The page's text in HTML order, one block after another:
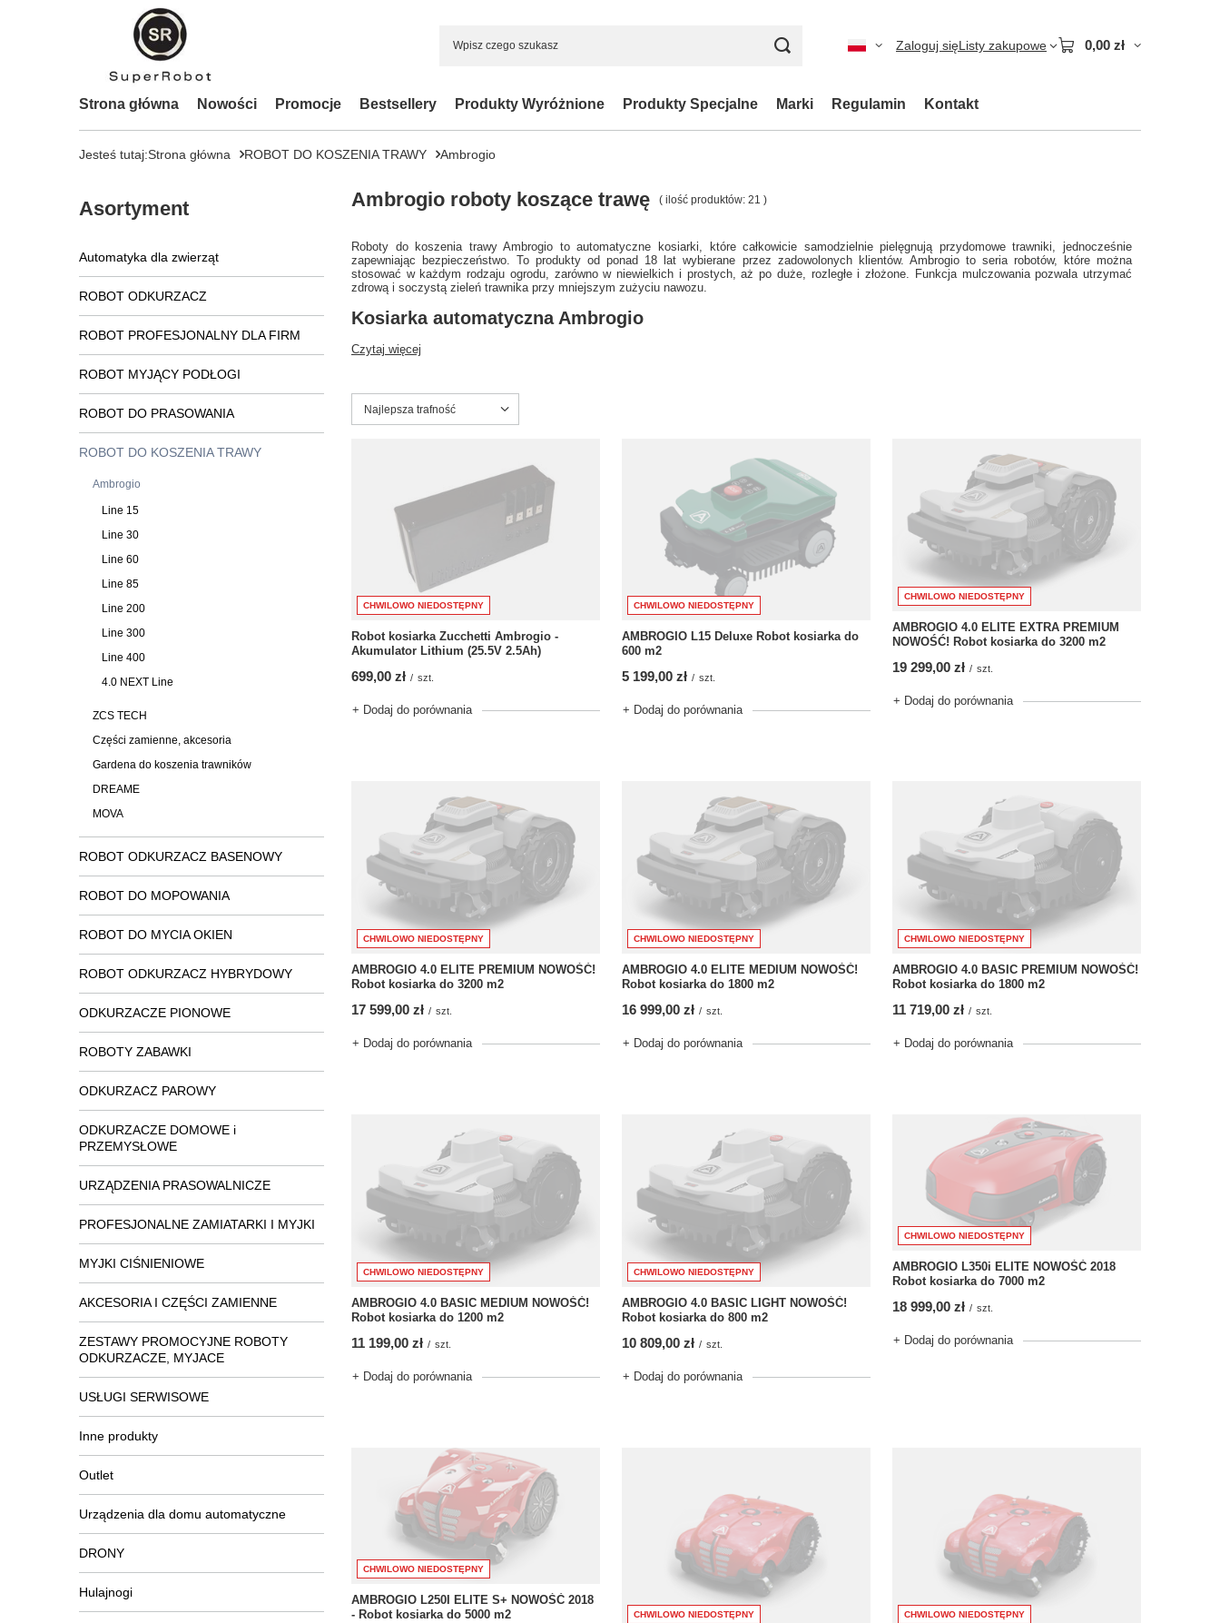
Zaloguj sięListy zakupowe 0,00 zł
Strona główna Nowości Promocje Bestsellery Produkty Wyróżnione Produkty Specjalne Marki Regulamin Kontakt
Jesteś tutaj:Strona główna ROBOT DO KOSZENIA TRAWY Ambrogio
Asortyment
Automatyka dla zwierząt
ROBOT ODKURZACZ
ROBOT PROFESJONALNY DLA FIRM
ROBOT MYJĄCY PODŁOGI
ROBOT DO PRASOWANIA
ROBOT DO KOSZENIA TRAWY
Ambrogio
Line 15
Line 30
Line 60
Line 85
Line 200
Line 300
Line 400
4.0 NEXT Line
ZCS TECH
Części zamienne, akcesoria
Gardena do koszenia trawników
DREAME
MOVA
ROBOT ODKURZACZ BASENOWY
ROBOT DO MOPOWANIA
ROBOT DO MYCIA OKIEN
ROBOT ODKURZACZ HYBRYDOWY
ODKURZACZE PIONOWE
ROBOTY ZABAWKI
ODKURZACZ PAROWY
ODKURZACZE DOMOWE i
PRZEMYSŁOWE
URZĄDZENIA PRASOWALNICZE
PROFESJONALNE ZAMIATARKI I MYJKI
MYJKI CIŚNIENIOWE
AKCESORIA I CZĘŚCI ZAMIENNE
ZESTAWY PROMOCYJNE ROBOTY
ODKURZACZE, MYJACE
USŁUGI SERWISOWE
Inne produkty
Outlet
Urządzenia dla domu automatyczne
DRONY
Hulajnogi
Ambrogio roboty koszące trawę ( ilość produktów: 21 )
Roboty do koszenia trawy Ambrogio to automatyczne kosiarki, które całkowicie samodzielnie pielęgnują przydomowe trawniki, jednocześnie
zapewniając bezpieczeństwo. To produkty od ponad 18 lat wybierane przez zadowolonych klientów. Ambrogio to seria robotów, które można
stosować w każdym rodzaju ogrodu, zarówno w niewielkich i prostych, aż po duże, rozległe i złożone. Funkcja mulczowania pozwala utrzymać
zdrową i soczystą zieleń trawnika przy mniejszym zużyciu nawozu.
Kosiarka automatyczna Ambrogio
Czytaj więcej
Zmień sortowanie
Najlepsza trafność
CHWILOWO NIEDOSTĘPNY
Robot kosiarka Zucchetti Ambrogio -
Akumulator Lithium (25.5V 2.5Ah)
699,00 zł / szt.
+ Dodaj do porównania
CHWILOWO NIEDOSTĘPNY
AMBROGIO L15 Deluxe Robot kosiarka do
600 m2
5 199,00 zł / szt.
+ Dodaj do porównania
CHWILOWO NIEDOSTĘPNY
AMBROGIO 4.0 ELITE EXTRA PREMIUM
NOWOŚĆ! Robot kosiarka do 3200 m2
19 299,00 zł / szt.
+ Dodaj do porównania
CHWILOWO NIEDOSTĘPNY
AMBROGIO 4.0 ELITE PREMIUM NOWOŚĆ!
Robot kosiarka do 3200 m2
17 599,00 zł / szt.
+ Dodaj do porównania
CHWILOWO NIEDOSTĘPNY
AMBROGIO 4.0 ELITE MEDIUM NOWOŚĆ!
Robot kosiarka do 1800 m2
16 999,00 zł / szt.
+ Dodaj do porównania
CHWILOWO NIEDOSTĘPNY
AMBROGIO 4.0 BASIC PREMIUM NOWOŚĆ!
Robot kosiarka do 1800 m2
11 719,00 zł / szt.
+ Dodaj do porównania
CHWILOWO NIEDOSTĘPNY
AMBROGIO 4.0 BASIC MEDIUM NOWOŚĆ!
Robot kosiarka do 1200 m2
11 199,00 zł / szt.
+ Dodaj do porównania
CHWILOWO NIEDOSTĘPNY
AMBROGIO 4.0 BASIC LIGHT NOWOŚĆ!
Robot kosiarka do 800 m2
10 809,00 zł / szt.
+ Dodaj do porównania
CHWILOWO NIEDOSTĘPNY
AMBROGIO L350i ELITE NOWOŚĆ 2018
Robot kosiarka do 7000 m2
18 999,00 zł / szt.
+ Dodaj do porównania
CHWILOWO NIEDOSTĘPNY
AMBROGIO L250I ELITE S+ NOWOŚĆ 2018
- Robot kosiarka do 5000 m2
CHWILOWO NIEDOSTĘPNY CHWILOWO NIEDOSTĘPNY